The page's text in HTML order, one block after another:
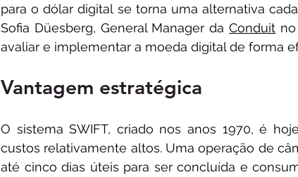
para o dólar digital se torna uma alternativa
Sofia Düesberg, General Manager da Conduit
avaliar e implementar a moeda digital de forma
Vantagem estratégica
O sistema SWIFT, criado nos anos 1970, é
custos relativamente altos. Uma operação de
até cinco dias úteis para ser concluída e